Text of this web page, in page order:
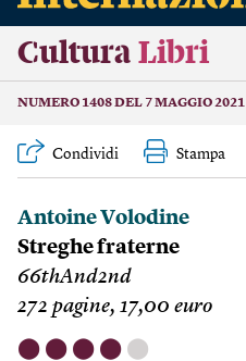
Cultura Libri
NUMERO 1408 DEL 7 MAGGIO 2021
Condividi Stampa
Antoine Volodine
Streghe fraterne
66thAnd2nd
272 pagine, 17,00 euro
⬤ ⬤ ⬤ ⬤ ⬤